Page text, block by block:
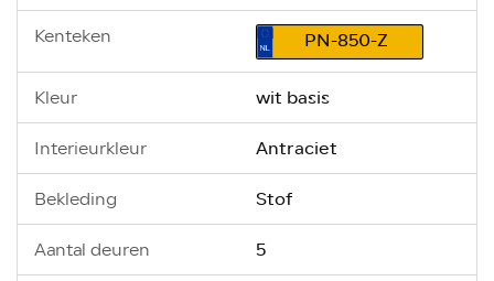
Kenteken PN-850-Z
Kleur wit basis
Interieurkleur Antraciet
Bekleding Stof
Aantal deuren 5